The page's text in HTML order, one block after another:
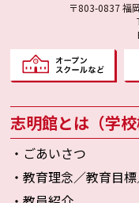
〒803-0837 福
志明館とは（学校
・ごあいさつ
・教育理念／教育目